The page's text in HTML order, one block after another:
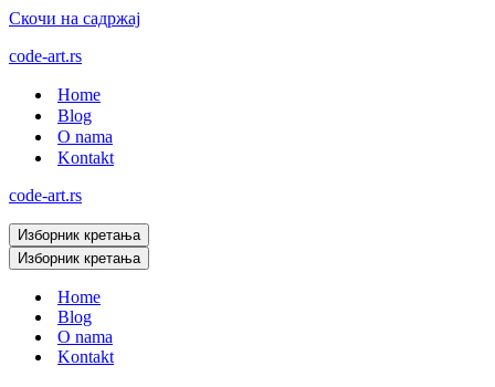
Скочи на садржај
code-art.rs
Home
Blog
O nama
Kontakt
code-art.rs
Изборник кретања
Изборник кретања
Home
Blog
O nama
Kontakt